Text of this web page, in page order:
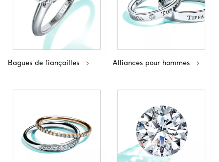
Bagues de fiançailles Alliances pour hommes